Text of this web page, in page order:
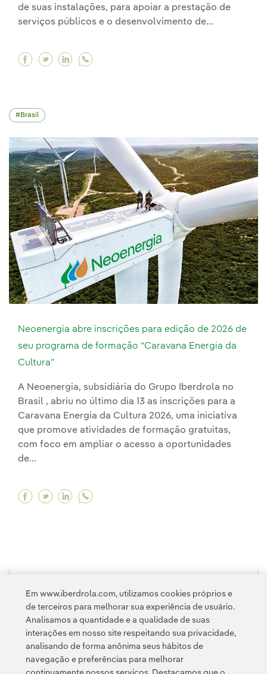
de suas instalações, para apoiar a prestação de
serviços públicos e o desenvolvimento de...
Facebook A Iberdrola consolida seu
Twitter A Iberdrola consolida seu
Linkedin A Iberdrola consolida seu
Brasil
Neoenergia abre inscrições para edição de 2026 de
seu programa de formação “Caravana Energia da
Cultura”
A Neoenergia, subsidiária do Grupo Iberdrola no
Brasil , abriu no último dia 13 as inscrições para a
Caravana Energia da Cultura 2026, uma iniciativa
que promove atividades de formação gratuitas,
com foco em ampliar o acesso a oportunidades
de...
Facebook Neoenergia abre inscrições para
Twitter Neoenergia abre inscrições para
Linkedin Neoenergia abre inscrições
Em www.iberdrola.com, utilizamos cookies próprios e
de terceiros para melhorar sua experiência de usuário.
Analisamos a quantidade e a qualidade de suas
interações em nosso site respeitando sua privacidade,
analisando de forma anônima seus hábitos de
navegação e preferências para melhorar